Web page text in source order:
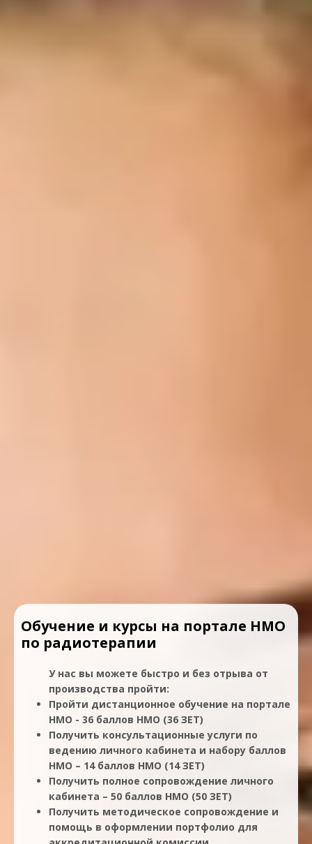
Обучение и курсы на портале НМО
по радиотерапии
У нас вы можете быстро и без отрыва от
производства пройти:
Пройти дистанционное обучение на портале
НМО - 36 баллов НМО (36 ЗЕТ)
Получить консультационные услуги по
ведению личного кабинета и набору баллов
НМО – 14 баллов НМО (14 ЗЕТ)
Получить полное сопровождение личного
кабинета – 50 баллов НМО (50 ЗЕТ)
Получить методическое сопровождение и
помощь в оформлении портфолио для